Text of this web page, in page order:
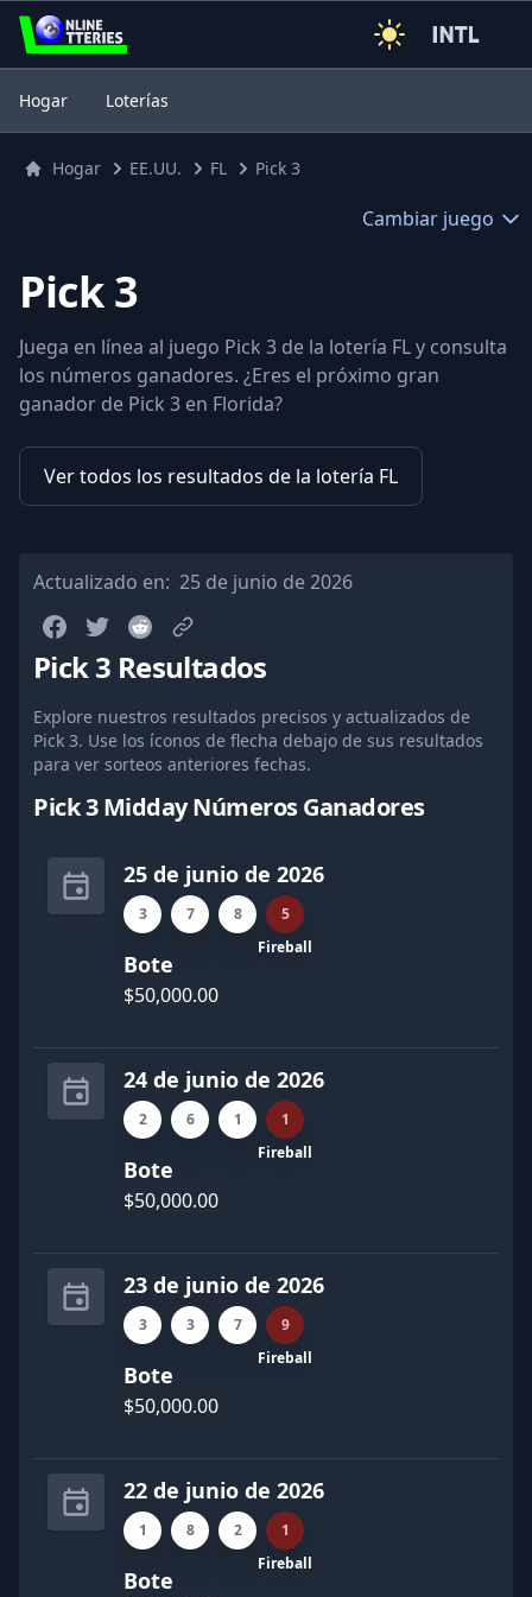
3
Hogar Loterías
Hogar EE.UU. FL Pick 3
Cambiar juego
Pick 3
Juega en línea al juego Pick 3 de la lotería FL y consulta
los números ganadores. ¿Eres el próximo gran
ganador de Pick 3 en Florida?
Ver todos los resultados de la lotería FL
Actualizado en: 25 de junio de 2026
Pick 3 Resultados
Explore nuestros resultados precisos y actualizados de
Pick 3. Use los íconos de flecha debajo de sus resultados
para ver sorteos anteriores fechas.
Pick 3 Midday Números Ganadores
25 de junio de 2026
3 7
8
Fireball
5
Bote
$50,000.00
24 de junio de 2026
2 6
1
Fireball
1
Bote
$50,000.00
23 de junio de 2026
3 3
7
Fireball
9
Bote
$50,000.00
22 de junio de 2026
1 8
2
Fireball
1
Bote